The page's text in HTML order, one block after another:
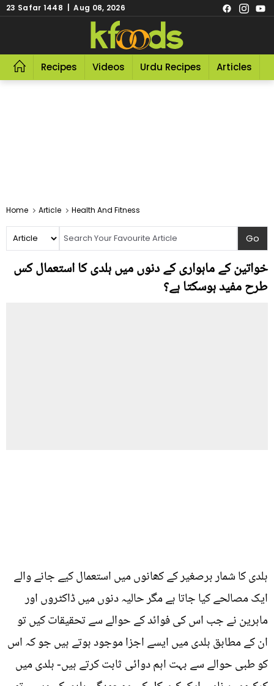
23 Safar 1448 | Aug 08, 2026
Recipes Videos Urdu Recipes Articles
Home Article Health And Fitness
خواتین کے ماہواری کے دنوں میں ہلدی کا استعمال کس
طرح مفید ہوسکتا ہے؟
ہلدی کا شمار برصغیر کے کھانوں میں استعمال کیے جانے والے
ایک مصالحے کیا جاتا ہے مگر حالیہ دنوں میں ڈاکٹروں اور
ماہرین نے جب اس کی فوائد کے حوالے سے تحقیقات کیں تو
ان کے مطابق ہلدی میں ایسے اجزا موجود ہوتے ہیں جو کہ اس
کو طبی حوالے سے بہت اہم دوائی ثابت کرتے ہیں- ہلدی میں